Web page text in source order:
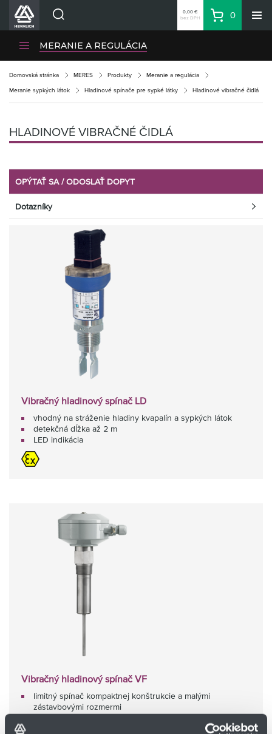
Divízie HENNLICH
Kariéra
Kontakty
Prihlásenie
Nákupný zoznam
Zone
0,00 €
bez DPH
Košík
0
MERANIE A REGULÁCIA
Domovská stránka MERES Produkty Meranie a regulácia
Meranie sypkých látok Hladinové spínače pre sypké látky Hladinové vibračné čidlá
HLADINOVÉ VIBRAČNÉ ČIDLÁ
OPÝTAŤ SA / ODOSLAŤ DOPYT
Dotazníky
Vibračný hladinový spínač LD
vhodný na stráženie hladiny kvapalín a sypkých látok
detekčná dĺžka až 2 m
LED indikácia
Vibračný hladinový spínač VF
limitný spínač kompaktnej konštrukcie a malými
zástavbovými rozmermi